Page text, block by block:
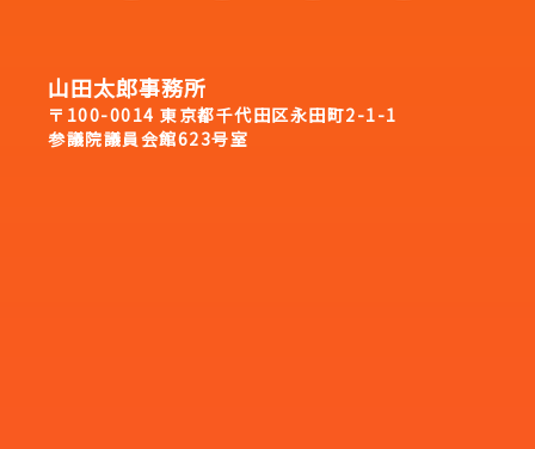
山田太郎事務所
〒100-0014 東京都千代田区永田町2-1-1
参議院議員会館623号室